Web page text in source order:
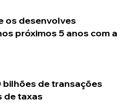
os desenvolves
próximos 5 anos com a
bilhões de transações
de taxas